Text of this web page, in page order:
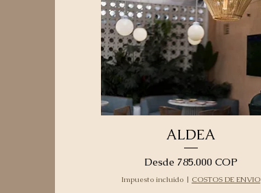
ALDEA
Desde 785.000 COP
Precio de oferta
Impuesto incluido| COSTOS DE ENVIO